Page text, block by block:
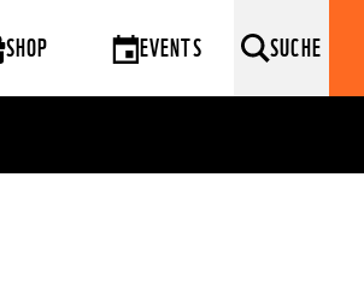
SHOP EVENTS SUCHE